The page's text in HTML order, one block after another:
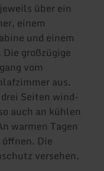
über ein
einem
und einem
großzügige
vom
aus.
Seiten wind-
auch an kühlen
warmen Tagen
Die
versehen.